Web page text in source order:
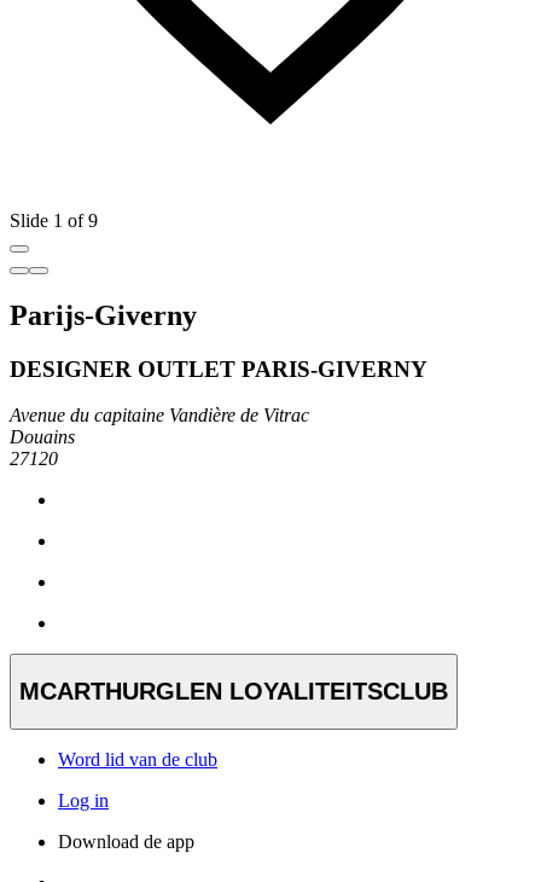
Slide 1 of 9
Parijs-Giverny
DESIGNER OUTLET PARIS-GIVERNY
Avenue du capitaine Vandière de Vitrac
Douains
27120
MCARTHURGLEN LOYALITEITSCLUB
Word lid van de club
Log in
Download de app